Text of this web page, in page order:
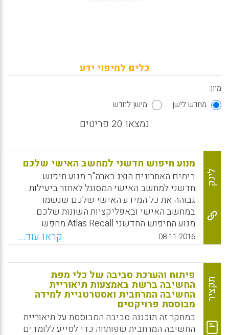
כלים למיפוי ידע
מיון:
מחדש לישן
מישן לחדש
נמצאו 20 פריטים
לינק
מנוע חיפוש חדשני למחשב האישי שלכם
בימים האחרונים הוצג בארה"ב מנוע חיפוש
חדשני למחשב האישי המסוגל לאחזר ביעילות
גבוהה את כל המידע האישי שלכם שנשמר
במחשב האישי ובאפליקציות השונות שלכם.
מנוע החיפוש החדשני Atlas Recall מחפש
בו-זמנית בכל הקבצים שלכם, הדוא"ל, המוסיקה
וכל סוג מידע אחר שאגרתם אי פעם. מדובר על
מנוע חיפוש עם אלגוריתם ייחודי היודע לקשור
בין כל סוגי המידע שלכם במחשב האישי ולהציג
על פי רלוונטיות ואינטגרציה (עמי סלנט).
WhatsApp
Facebook
Email
X
08-11-2016 קראו עוד...
תקציר
פיתוח והערכת סביבה של כלי מפת
החשיבה ברשת באמצעות תיאוריית
החשיבה המרחבית ואסטרטגיית למידה
מבוססת פרויקטים
במחקר זה תוכננה סביבה המבוססת על תיאוריית
החשיבה המרחבית שפותחה כדי לסייע ללומדים